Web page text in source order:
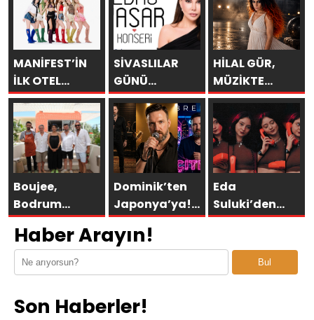
MANİFEST’İN
İLK OTEL
KONSERİ 7
AĞUSTOS’TA
ANTALYA’DA
SİVASLILAR
GÜNÜ
KUTLAMALARINDA
EBRU YAŞAR
RÜZGARI
ESECEK!
HİLAL GÜR,
MÜZİKTE
YARAYI
Boujee,
Bodrum
Asarlık’ta Gün
Batımının En
Şık Adresi
Oldu
Dominik’ten
Japonya’ya!
Bremen’in
“ÇITLAT”ı 30’a
Eda
Suluki’den
Yeni Tekli:
Sorular”
Haber Arayın!
Bul
Son Haberler!